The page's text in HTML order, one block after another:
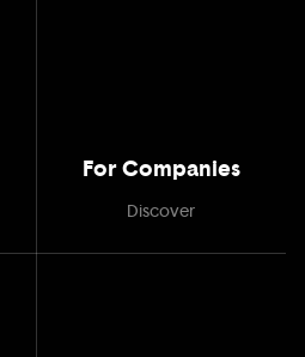
For Companies
Discover